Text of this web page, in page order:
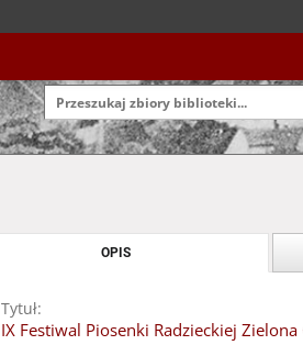
OPIS
Tytuł:
IX Festiwal Piosenki Radzieckiej